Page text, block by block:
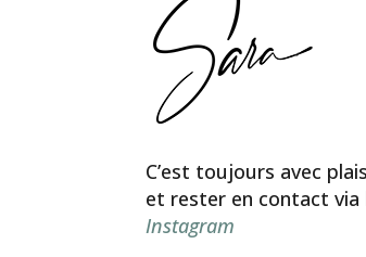
C’est toujours avec
et rester en contact via
Instagram